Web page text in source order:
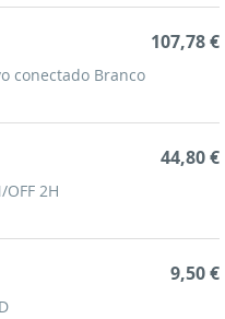
conectado Branco
107,78 €
2H
44,80 €
9,50 €